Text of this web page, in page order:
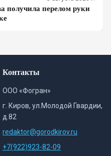
получила перелом руки
Контакты
ООО «Фогран»
г. Киров, ул.Молодой Гвардии,
д.82
redaktor@gorodkirov.ru
+7(922)923-82-09